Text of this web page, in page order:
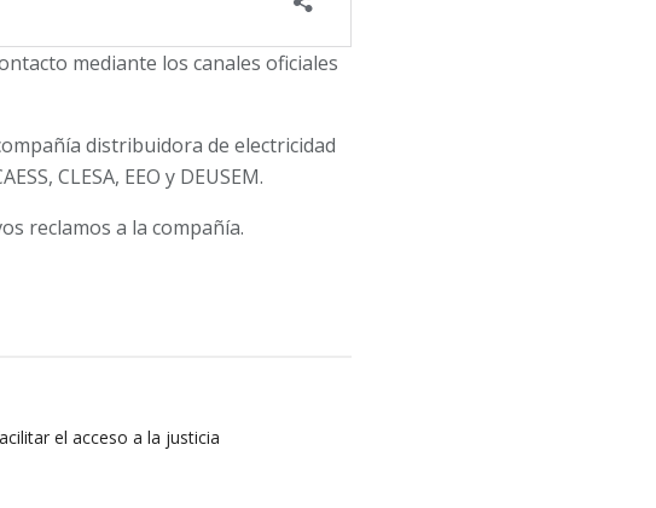
mediante los canales oficiales
distribuidora de electricidad
CLESA, EEO y DEUSEM.
reclamos a la compañía.
el acceso a la justicia